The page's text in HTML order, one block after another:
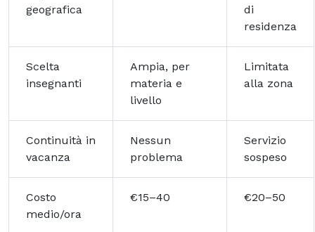
geografica
di
residenza
Scelta
insegnanti
Ampia, per
materia e
livello
Limitata
alla zona
Continuità in
vacanza
Nessun
problema
Servizio
sospeso
Costo
medio/ora
€15–40 €20–50